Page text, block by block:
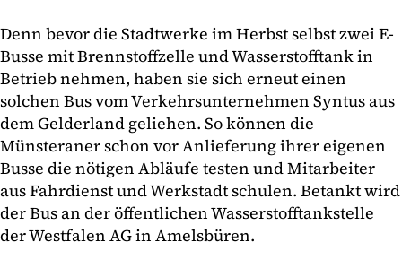
Denn bevor die Stadtwerke im Herbst selbst zwei E-
Busse mit Brennstoffzelle und Wasserstofftank in
Betrieb nehmen, haben sie sich erneut einen
solchen Bus vom Verkehrsunternehmen Syntus aus
dem Gelderland geliehen. So können die
Münsteraner schon vor Anlieferung ihrer eigenen
Busse die nötigen Abläufe testen und Mitarbeiter
aus Fahrdienst und Werkstadt schulen. Betankt wird
der Bus an der öffentlichen Wasserstofftankstelle
der Westfalen AG in Amelsbüren.